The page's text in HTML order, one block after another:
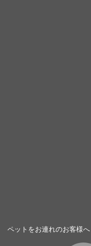
ペットをお連れのお客様へ